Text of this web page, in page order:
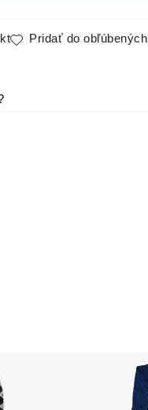
Pridať do obľúbených